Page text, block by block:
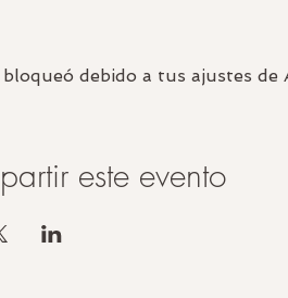
debido a tus ajustes de
este evento